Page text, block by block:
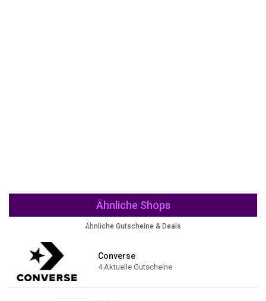
Ähnliche Shops
Ähnliche Gutscheine & Deals
Converse
4 Aktuelle Gutscheine